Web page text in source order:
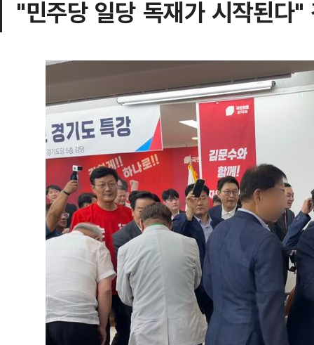
"민주당 일당 독재가 시작된다"